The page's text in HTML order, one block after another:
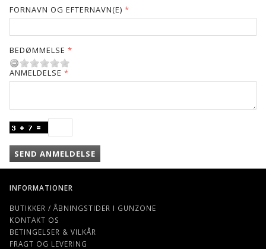
FORNAVN OG EFTERNAVN(E)
BEDØMMELSE
ANMELDELSE
SEND ANMELDELSE
INFORMATIONER
BUTIKKER / ÅBNINGSTIDER I GUNZONE
KONTAKT OS
BETINGELSER & VILKÅR
FRAGT OG LEVERING